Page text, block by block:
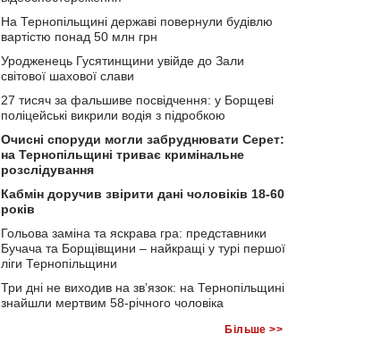
На Тернопільщині державі повернули будівлю
вартістю понад 50 млн грн
Уродженець Гусятинщини увійде до Зали
світової шахової слави
27 тисяч за фальшиве посвідчення: у Борщеві
поліцейські викрили водія з підробкою
Очисні споруди могли забруднювати Серет:
на Тернопільщині триває кримінальне
розслідування
Кабмін доручив звірити дані чоловіків 18-60
років
Гольова заміна та яскрава гра: представники
Бучача та Борщівщини – найкращі у турі першої
ліги Тернопільщини
Три дні не виходив на зв’язок: на Тернопільщині
знайшли мертвим 58-річного чоловіка
Більше >>